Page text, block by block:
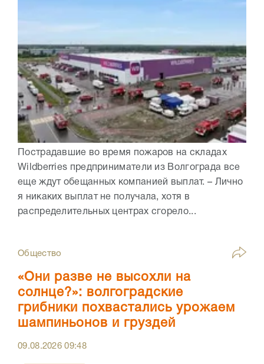
Пострадавшие во время пожаров на складах
Wildberries предприниматели из Волгограда все
еще ждут обещанных компанией выплат. – Лично
я никаких выплат не получала, хотя в
распределительных центрах сгорело...
Общество
«Они разве не высохли на
солнце?»: волгоградские
грибники похвастались урожаем
шампиньонов и груздей
09.08.202609:48